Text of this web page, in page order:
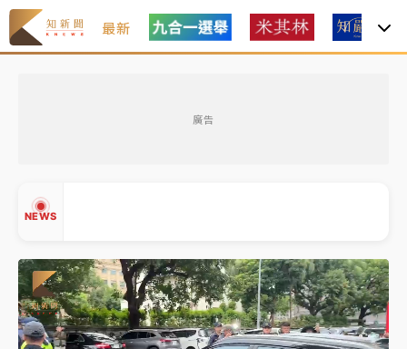
最新
廣告
NEWS
中信慈善基金會想增加董事人數！辜仲諒向法院聲請遭
駁 理由曝光
故宮《龍藏經》特展第2檔！今線上預約開賣一度塞車
周六起展出延長至晚上7時
台東農業處長涉圖利渡假村！東檢抗告成功 今重開羈
押庭
▲
▼